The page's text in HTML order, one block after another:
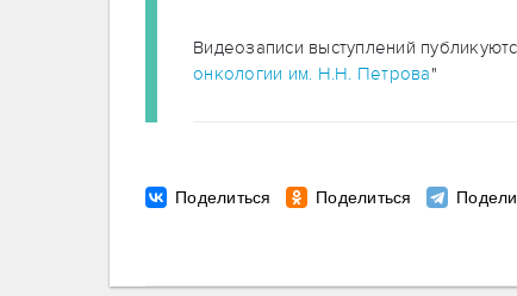
Видеозаписи выступлений
онкологии им. Н.Н. Петрова"